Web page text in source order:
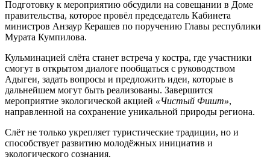
Подготовку к мероприятию обсудили на совещании в Доме
правительства, которое провёл председатель Кабинета
министров Анзаур Керашев по поручению Главы республики
Мурата Кумпилова.
Кульминацией слёта станет встреча у костра, где участники
смогут в открытом диалоге пообщаться с руководством
Адыгеи, задать вопросы и предложить идеи, которые в
дальнейшем могут быть реализованы. Завершится
мероприятие экологической акцией «Чистый Фишт»,
направленной на сохранение уникальной природы региона.
Слёт не только укрепляет туристические традиции, но и
способствует развитию молодёжных инициатив и
экологического сознания.